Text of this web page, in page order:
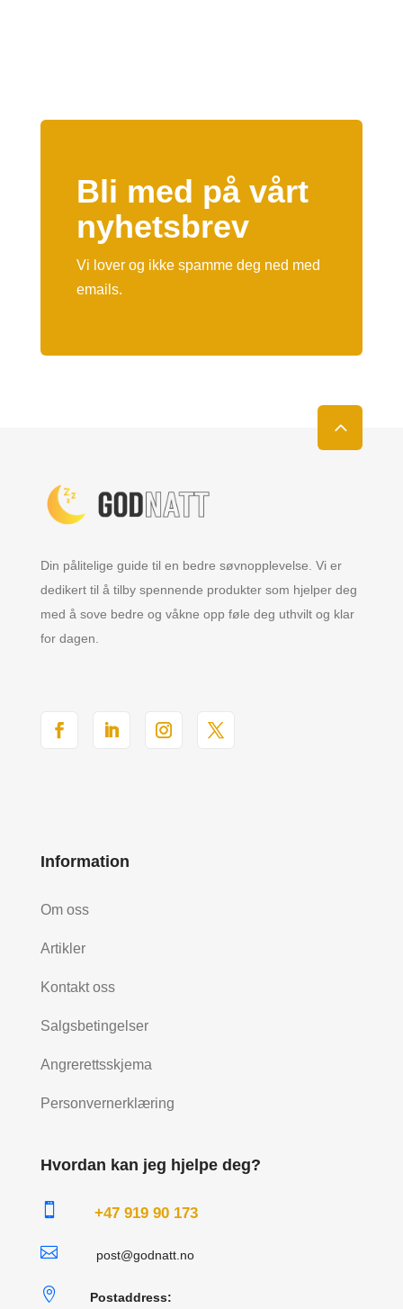
Bli med på vårt
nyhetsbrev
Vi lover og ikke spamme deg ned med
emails.
Din pålitelige guide til en bedre søvnopplevelse. Vi er
dedikert til å tilby spennende produkter som hjelper deg
med å sove bedre og våkne opp føle deg uthvilt og klar
for dagen.
Information
Om oss
Artikler
Kontakt oss
Salgsbetingelser
Angrerettsskjema
Personvernerklæring
Hvordan kan jeg hjelpe deg?
 +47 919 90 173
 post@godnatt.no
 Postaddress: